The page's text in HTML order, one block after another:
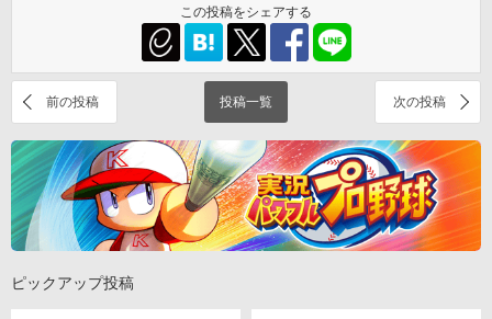
この投稿をシェアする
前の投稿 投稿一覧 次の投稿
ピックアップ投稿